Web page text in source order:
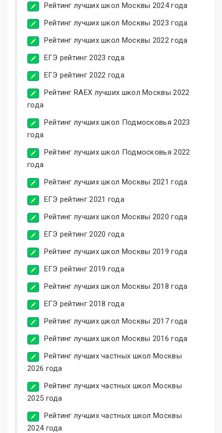
Рейтинг лучших школ Москвы 2024 года
Рейтинг лучших школ Москвы 2023 года
Рейтинг лучших школ Москвы 2022 года
ЕГЭ рейтинг 2023 года
ЕГЭ рейтинг 2022 года
Рейтинг RAEX лучших школ Москвы 2022
года
Рейтинг лучших школ Подмосковья 2023
года
Рейтинг лучших школ Подмосковья 2022
года
Рейтинг лучших школ Москвы 2021 года
ЕГЭ рейтинг 2021 года
Рейтинг лучших школ Москвы 2020 года
ЕГЭ рейтинг 2020 года
Рейтинг лучших школ Москвы 2019 года
ЕГЭ рейтинг 2019 года
Рейтинг лучших школ Москвы 2018 года
ЕГЭ рейтинг 2018 года
Рейтинг лучших школ Москвы 2017 года
Рейтинг лучших школ Москвы 2016 года
Рейтинг лучших частных школ Москвы
2026 года
Рейтинг лучших частных школ Москвы
2025 года
Рейтинг лучших частных школ Москвы
2024 года